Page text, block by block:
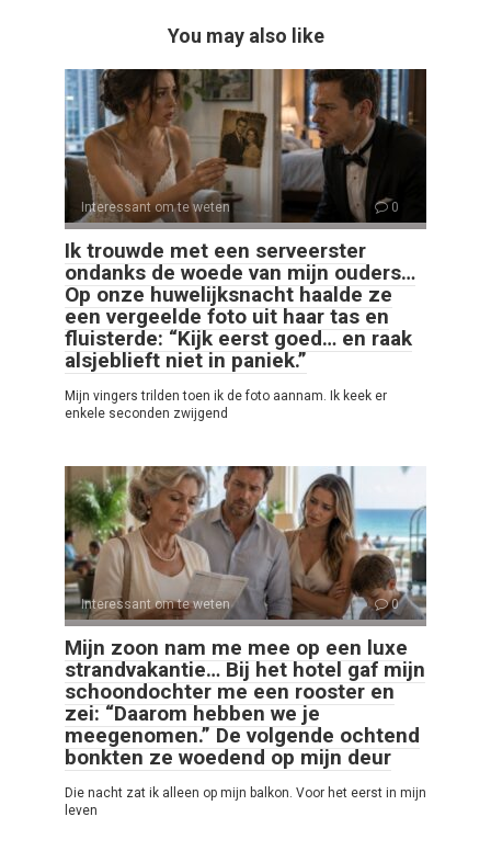
You may also like
Interessant om te weten 0
Ik trouwde met een serveerster
ondanks de woede van mijn ouders…
Op onze huwelijksnacht haalde ze
een vergeelde foto uit haar tas en
fluisterde: “Kijk eerst goed… en raak
alsjeblieft niet in paniek.”
Mijn vingers trilden toen ik de foto aannam. Ik keek er
enkele seconden zwijgend
Interessant om te weten 0
Mijn zoon nam me mee op een luxe
strandvakantie… Bij het hotel gaf mijn
schoondochter me een rooster en
zei: “Daarom hebben we je
meegenomen.” De volgende ochtend
bonkten ze woedend op mijn deur
Die nacht zat ik alleen op mijn balkon. Voor het eerst in mijn
leven